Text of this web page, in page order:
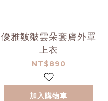
優雅皺皺雲朵套膚外罩
上衣
NT$890
加入購物車